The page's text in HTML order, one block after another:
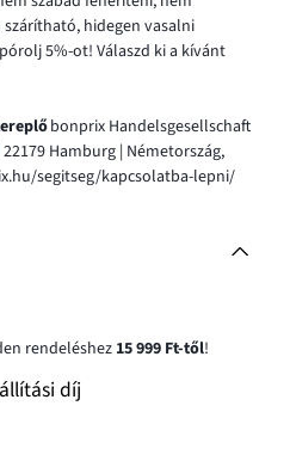
hidegen vasalni
5%-ot! Válaszd ki a kívánt
bonprix Handelsgesellschaft
Hamburg | Németország,
segitseg/kapcsolatba-lepni/
rendeléshez 15 999 Ft-től!
díj